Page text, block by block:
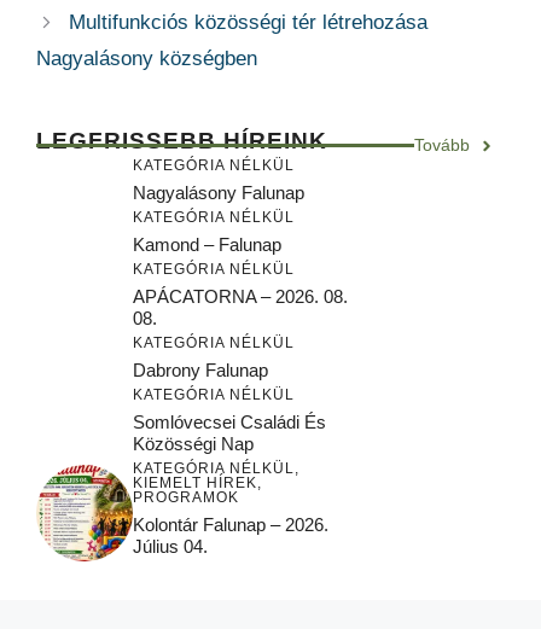
Multifunkciós közösségi tér létrehozása
Nagyalásony községben
LEGFRISSEBB HÍREINK Tovább
KATEGÓRIA NÉLKÜL
Nagyalásony Falunap
KATEGÓRIA NÉLKÜL
Kamond – Falunap
KATEGÓRIA NÉLKÜL
APÁCATORNA – 2026. 08.
08.
KATEGÓRIA NÉLKÜL
Dabrony Falunap
KATEGÓRIA NÉLKÜL
Somlóvecsei Családi És
Közösségi Nap
KATEGÓRIA NÉLKÜL,
KIEMELT HÍREK,
PROGRAMOK
Kolontár Falunap – 2026.
Július 04.